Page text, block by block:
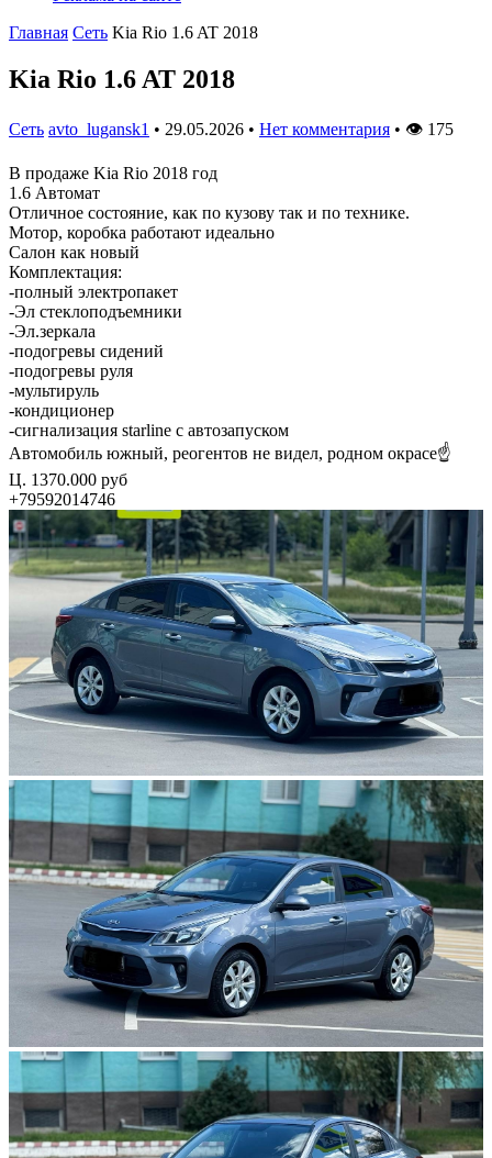
Главная Сеть Kia Rio 1.6 AT 2018
Kia Rio 1.6 AT 2018
Сеть avto_lugansk1 • 29.05.2026 • Нет комментария • 👁 175
В продаже Kia Rio 2018 год
1.6 Автомат
Отличное состояние, как по кузову так и по технике.
Мотор, коробка работают идеально
Салон как новый
Комплектация:
-полный электропакет
-Эл стеклоподъемники
-Эл.зеркала
-подогревы сидений
-подогревы руля
-мультируль
-кондиционер
-сигнализация starline с автозапуском
Автомобиль южный, реогентов не видел, родном окрасе☝️
Ц. 1370.000 руб
+79592014746